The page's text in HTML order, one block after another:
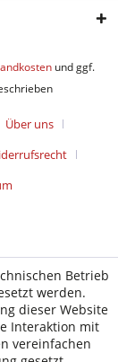
und ggf.
Über uns
Betrieb
werden.
dieser Website
Interaktion mit
vereinfachen